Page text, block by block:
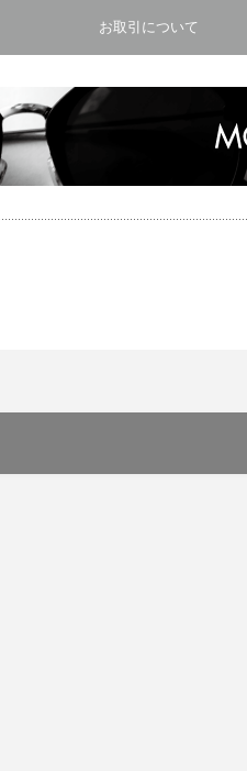
お取引について